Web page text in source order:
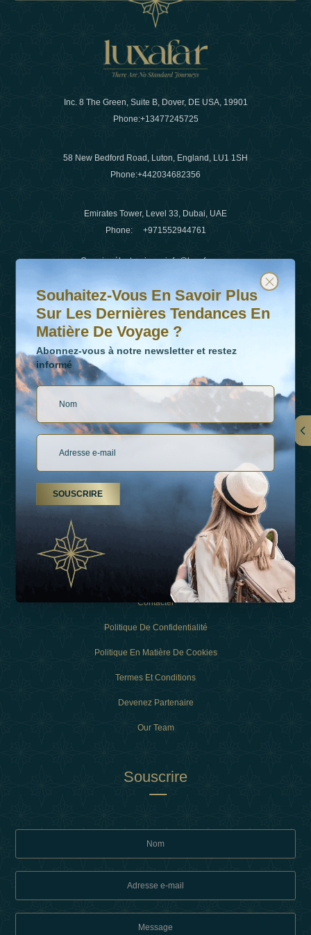
Inc. 8 The Green, Suite B, Dover, DE USA, 19901
Phone:+13477245725
58 New Bedford Road, Luton, England, LU1 1SH
Phone:+442034682356
Emirates Tower, Level 33, Dubai, UAE
Phone: +971552944761
Courrier électronique:info@luxafar.com
WhatsApp N°
+442034682356
+971552944761
LIENS
À Propos De Nous
Types De Vacances
Contacter
Politique De Confidentialité
Politique En Matière De Cookies
Termes Et Conditions
Devenez Partenaire
Our Team
Souscrire
Souhaitez-vous en savoir plus sur les dernières
Abonnez-vous à notre newsletter et restez informé
Souhaitez-Vous En Savoir Plus
Sur Les Dernières Tendances En
Matière De Voyage ?
Abonnez-vous à notre newsletter et restez
informé
SOUSCRIRE